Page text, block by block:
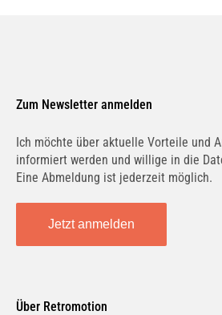
Zum Newsletter anmelden
Ich möchte über aktuelle Vorteile und
informiert werden und willige in die
Eine Abmeldung ist jederzeit möglich.
Jetzt anmelden
Über Retromotion